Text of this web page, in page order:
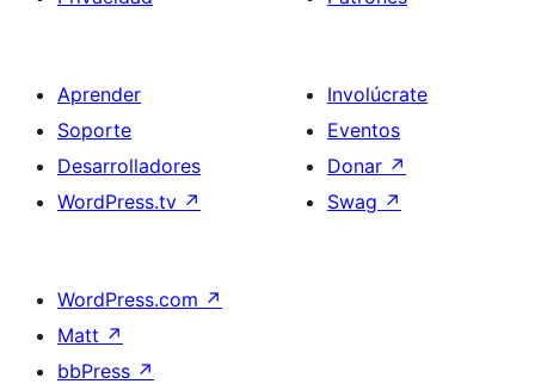
Aprender
Soporte
Desarrolladores
WordPress.tv ↗
Involúcrate
Eventos
Donar ↗
Swag ↗
WordPress.com ↗
Matt ↗
bbPress ↗